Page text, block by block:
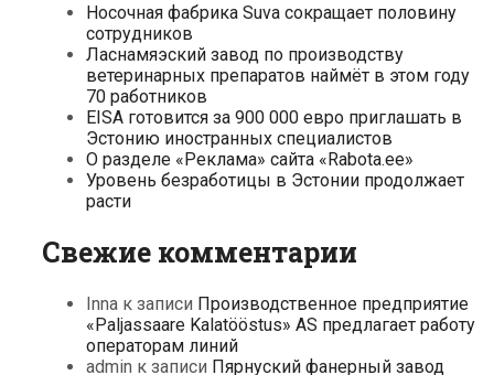
Носочная фабрика Suva сокращает половину
сотрудников
Ласнамяэский завод по производству
ветеринарных препаратов наймёт в этом году
70 работников
EISA готовится за 900 000 евро приглашать в
Эстонию иностранных специалистов
О разделе «Реклама» сайта «Rabota.ee»
Уровень безработицы в Эстонии продолжает
расти
Свежие комментарии
Inna к записи Производственное предприятие
«Paljassaare Kalatööstus» AS предлагает работу
операторам линий
admin к записи Пярнуский фанерный завод